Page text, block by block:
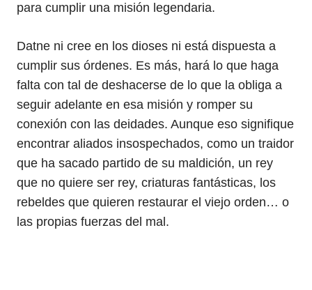
para cumplir una misión legendaria.
Datne ni cree en los dioses ni está dispuesta a
cumplir sus órdenes. Es más, hará lo que haga
falta con tal de deshacerse de lo que la obliga a
seguir adelante en esa misión y romper su
conexión con las deidades. Aunque eso signifique
encontrar aliados insospechados, como un traidor
que ha sacado partido de su maldición, un rey
que no quiere ser rey, criaturas fantásticas, los
rebeldes que quieren restaurar el viejo orden… o
las propias fuerzas del mal.